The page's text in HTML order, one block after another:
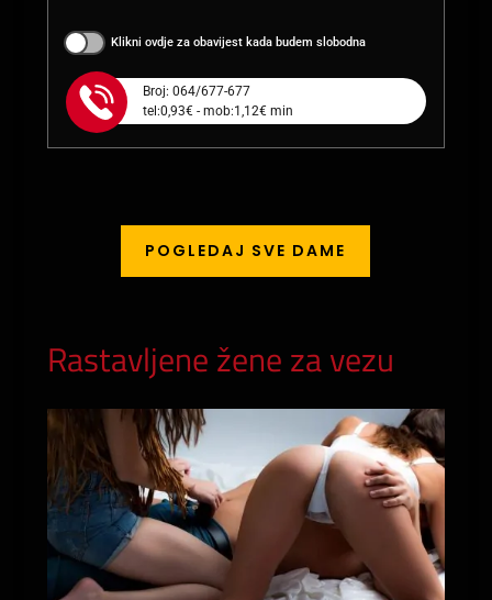
Klikni ovdje za obavijest kada budem slobodna
Broj: 064/677-677
tel:0,93€ - mob:1,12€ min
POGLEDAJ SVE DAME
Rastavljene žene za vezu